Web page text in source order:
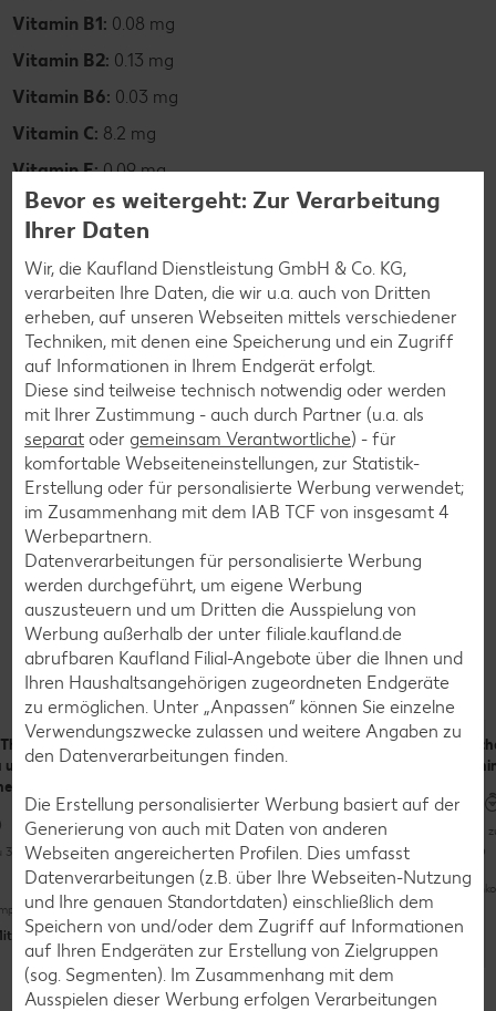
Vitamin B1: 0.08 mg
Vitamin B2: 0.13 mg
Vitamin B6: 0.03 mg
Vitamin C: 8.2 mg
Vitamin E:0.09 mg
Mineralstoffe
Calcium:32 mg
Eisen:1 mg
Kalium:79 mg
Magnesium:27 mg
Natrium:6 mg
Rezepte
Leckere Rezepte zum Nachkochen
mit
und
30 Minuten
Video
Schnelle
Meal-Prep-
Couscous
Bis zu 60 Minuten
Unkompliziert
Gemüse-Wok
Bis zu 60 Minuten
Raffiniert
Bis
Weitere Rezepte entdecken
Bevor es weitergeht: Zur Verarbeitung
Ihrer Daten
Wir, die Kaufland Dienstleistung GmbH & Co. KG,
verarbeiten Ihre Daten, die wir u.a. auch von Dritten
erheben, auf unseren Webseiten mittels verschiedener
Techniken, mit denen eine Speicherung und ein Zugriff
auf Informationen in Ihrem Endgerät erfolgt.
Diese sind teilweise technisch notwendig oder werden
mit Ihrer Zustimmung - auch durch Partner (u.a. als
separat oder gemeinsam Verantwortliche) - für
komfortable Webseiteneinstellungen, zur Statistik-
Erstellung oder für personalisierte Werbung verwendet;
im Zusammenhang mit dem IAB TCF von insgesamt 4
Werbepartnern.
Datenverarbeitungen für personalisierte Werbung
werden durchgeführt, um eigene Werbung
auszusteuern und um Dritten die Ausspielung von
Werbung außerhalb der unter filiale.kaufland.de
abrufbaren Kaufland Filial-Angebote über die Ihnen und
Ihren Haushaltsangehörigen zugeordneten Endgeräte
zu ermöglichen. Unter „Anpassen“ können Sie einzelne
Verwendungszwecke zulassen und weitere Angaben zu
den Datenverarbeitungen finden.
Die Erstellung personalisierter Werbung basiert auf der
Generierung von auch mit Daten von anderen
Webseiten angereicherten Profilen. Dies umfasst
Datenverarbeitungen (z.B. über Ihre Webseiten-Nutzung
und Ihre genauen Standortdaten) einschließlich dem
Speichern von und/oder dem Zugriff auf Informationen
auf Ihren Endgeräten zur Erstellung von Zielgruppen
(sog. Segmenten). Im Zusammenhang mit dem
Ausspielen dieser Werbung erfolgen Verarbeitungen